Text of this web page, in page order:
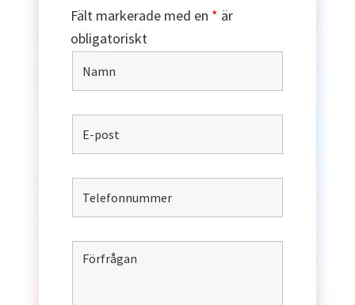
Fält markerade med en * är
obligatoriskt